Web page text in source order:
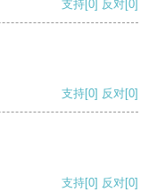
支持[0] 反对[0]
支持[0] 反对[0]
支持[0] 反对[0]